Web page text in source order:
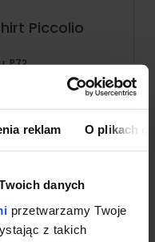
reklam O plikach
danych
przetwarzamy Twoje
z takich
Piccolio
P72
klasycznym z kolekcji
z bawełny typu
dzianiną